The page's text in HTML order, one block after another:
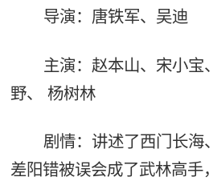
导演：唐铁军、吴迪
主演：赵本山、宋小宝
野、 杨树林
剧情：讲述了西门长海
差阳错被误会成了武林高手